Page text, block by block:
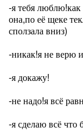
-я тебя люблю!как
она,по её щеке
сползала вниз)
-никак!я не верю
-я докажу!
-не надо!я всё
-я сделаю всё что